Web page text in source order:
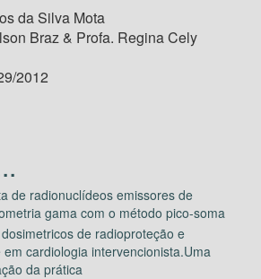
da Silva Mota
Braz & Profa. Regina Cely
2012
de radionuclídeos emissores de
gama com o método pico-soma
de radioproteção e
cardiologia intervencionista.Uma
da prática